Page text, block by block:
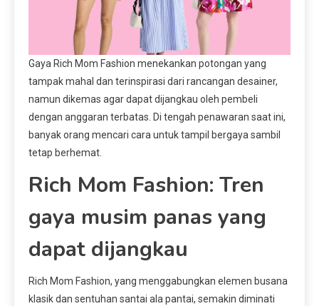
Gaya Rich Mom Fashion menekankan potongan yang
tampak mahal dan terinspirasi dari rancangan desainer,
namun dikemas agar dapat dijangkau oleh pembeli
dengan anggaran terbatas. Di tengah penawaran saat ini,
banyak orang mencari cara untuk tampil bergaya sambil
tetap berhemat.
Rich Mom Fashion: Tren
gaya musim panas yang
dapat dijangkau
Rich Mom Fashion, yang menggabungkan elemen busana
klasik dan sentuhan santai ala pantai, semakin diminati